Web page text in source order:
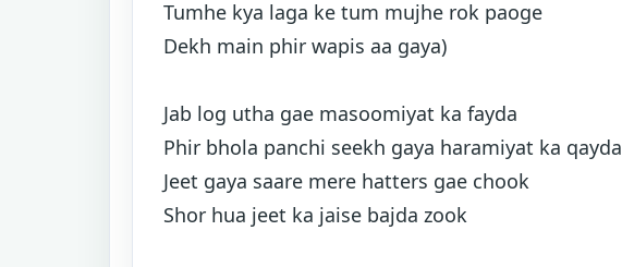
Tumhe kya laga ke tum mujhe rok paoge
Dekh main phir wapis aa gaya)
Jab log utha gae masoomiyat ka fayda
Phir bhola panchi seekh gaya haramiyat ka qayda
Jeet gaya saare mere hatters gae chook
Shor hua jeet ka jaise bajda zook